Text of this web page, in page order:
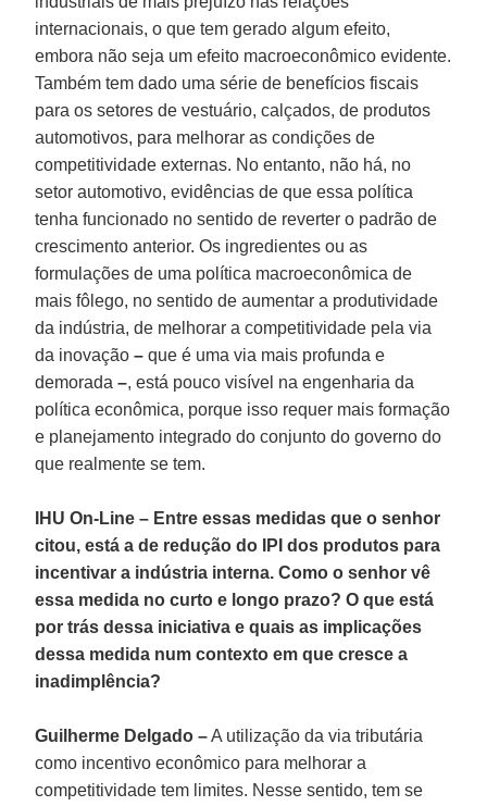
internacionais, o que tem gerado algum efeito,
embora não seja um efeito macroeconômico evidente.
Também tem dado uma série de benefícios fiscais
para os setores de vestuário, calçados, de produtos
automotivos, para melhorar as condições de
competitividade externas. No entanto, não há, no
setor automotivo, evidências de que essa política
tenha funcionado no sentido de reverter o padrão de
crescimento anterior. Os ingredientes ou as
formulações de uma política macroeconômica de
mais fôlego, no sentido de aumentar a produtividade
da indústria, de melhorar a competitividade pela via
da inovação– que é uma via mais profunda e
demorada–, está pouco visível na engenharia da
política econômica, porque isso requer mais formação
e planejamento integrado do conjunto do governo do
que realmente se tem.
IHU On-Line – Entre essas medidas que o senhor
citou, está a de redução do IPI dos produtos para
incentivar a indústria interna. Como o senhor vê
essa medida no curto e longo prazo? O que está
por trás dessa iniciativa e quais as implicações
dessa medida num contexto em que cresce a
inadimplência?
Guilherme Delgado –A utilização da via tributária
como incentivo econômico para melhorar a
competitividade tem limites. Nesse sentido, tem se